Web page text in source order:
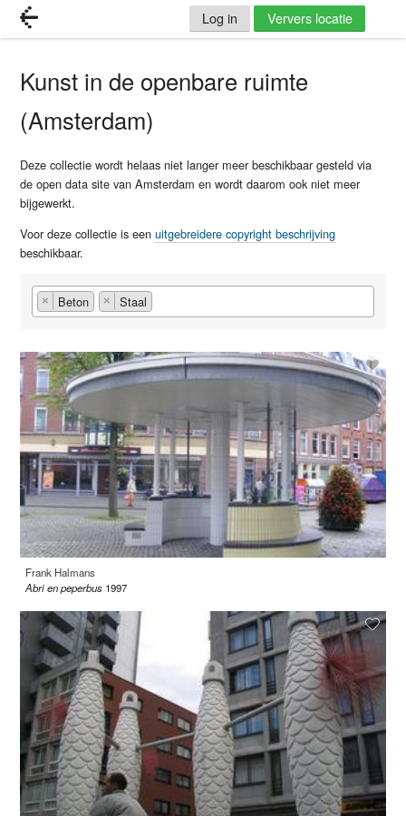
Log in Ververs locatie
Kunst in de openbare ruimte
(Amsterdam)
Deze collectie wordt helaas niet langer meer beschikbaar gesteld via
de open data site van Amsterdam en wordt daarom ook niet meer
bijgewerkt.
Voor deze collectie is eenuitgebreidere copyright beschrijving
beschikbaar.
× Beton × Staal
Frank Halmans
Abri en peperbus 1997